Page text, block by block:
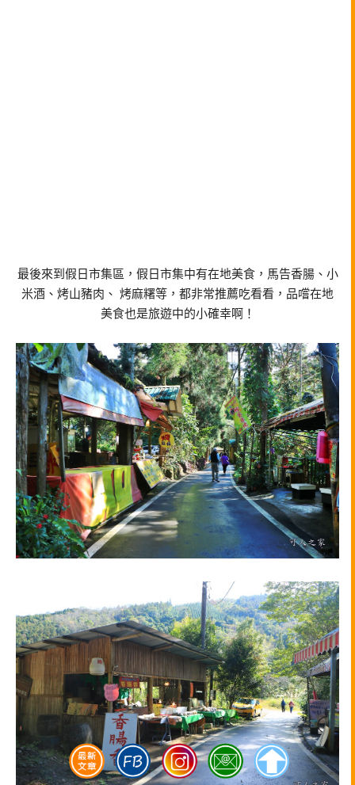
最後來到假日市集區，假日市集中有在地美食，馬告香腸、小
米酒、烤山豬肉、 烤麻糬等，都非常推薦吃看看，品嚐在地
美食也是旅遊中的小確幸啊！